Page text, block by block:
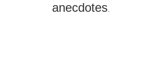
anecdotes